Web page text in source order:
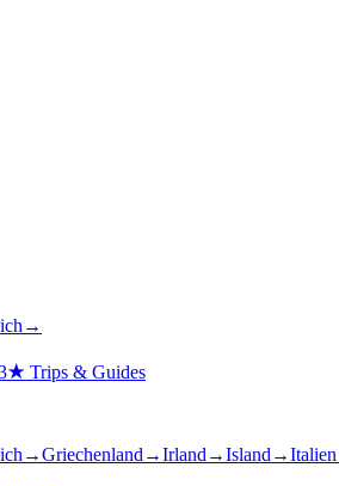
→
★ Trips & Guides
→Griechenland →Irland →Island →Italien